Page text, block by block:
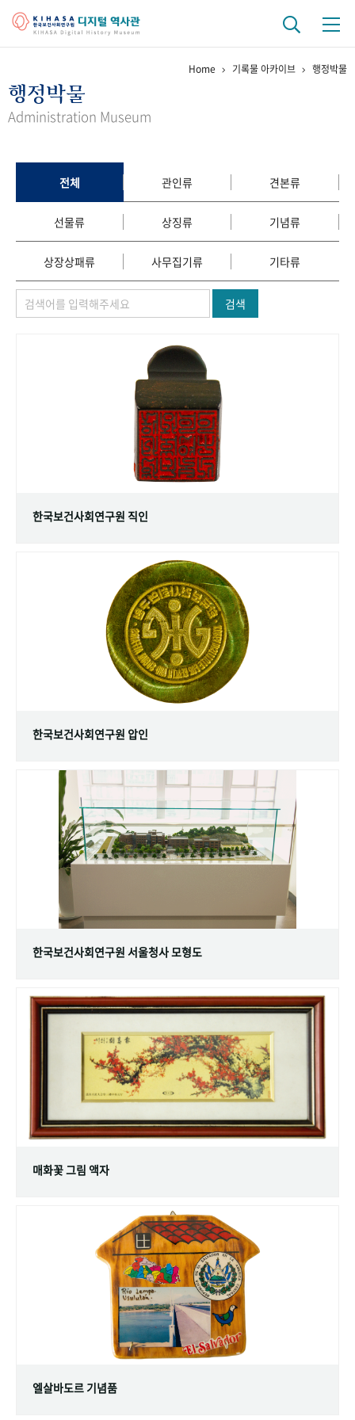
걸어온 길 기관 변천사
정책과 연구 키워드로 보는 연구 역사
연구자들
간행물 변천사
기록물 아카이브
사진 아카이브 문서 기록물 행정박물 영상 기록물
숫자로 보는 50년 50+1
Home 기록물 아카이브 행정박물
행정박물
Administration Museum
전체 관인류 견본류
선물류 상징류 기념류
상장상패류 사무집기류 기타류
검색
한국보건사회연구원 직인
한국보건사회연구원 압인
한국보건사회연구원 서울청사 모형도
매화꽃 그림 액자
엘살바도르 기념품